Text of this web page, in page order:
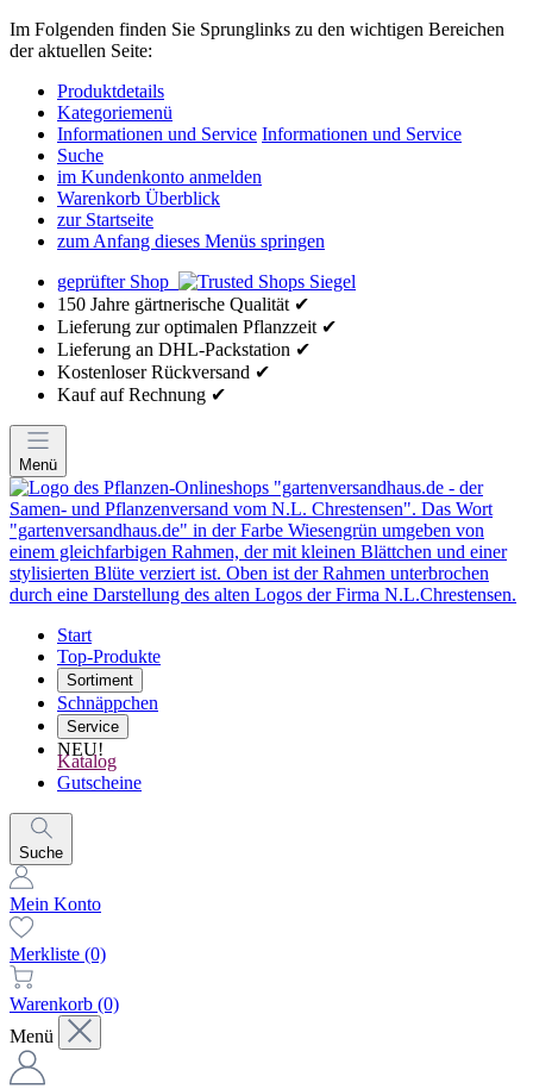
Im Folgenden finden Sie Sprunglinks zu den wichtigen Bereichen
der aktuellen Seite:
Produktdetails
Kategoriemenü
Informationen und Service Informationen und Service
Suche
im Kundenkonto anmelden
Warenkorb Überblick
zur Startseite
zum Anfang dieses Menüs springen
geprüfter Shop
150 Jahre gärtnerische Qualität ✔
Lieferung zur optimalen Pflanzzeit ✔
Lieferung an DHL-Packstation ✔
Kostenloser Rückversand ✔
Kauf auf Rechnung ✔
Menü
Start
Top-Produkte
Sortiment
Schnäppchen
Service
NEU!
Katalog
Gutscheine
Suche
Mein Konto
Merkliste (0)
Warenkorb (0)
Menü